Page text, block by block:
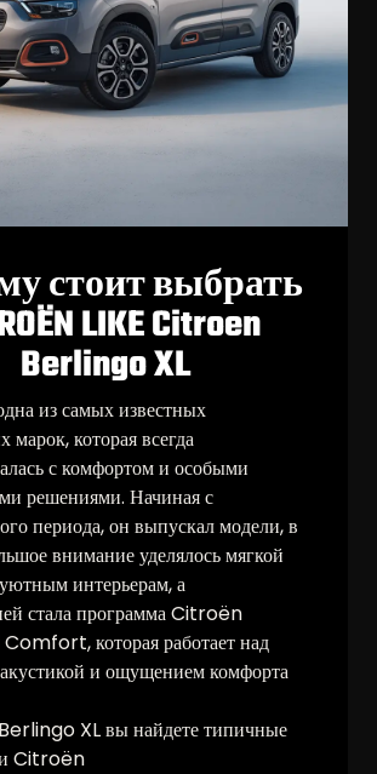
стоит выбрать
LIKE Citroen
Berlingo XL
из самых известных
марок, которая всегда
с комфортом и особыми
решениями. Начиная с
периода, он выпускал модели, в
внимание уделялось мягкой
интерьерам, а
стала программа Citroën
которая работает над
и ощущением комфорта
XL вы найдете типичные
Citroën